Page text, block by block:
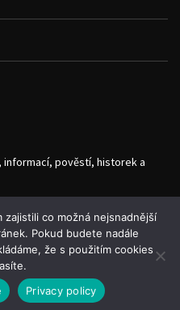
informací, pověstí, historek a
zajistili co možná nejsnadnější
Pokud budete nadále
že s použitím cookies
Privacy policy